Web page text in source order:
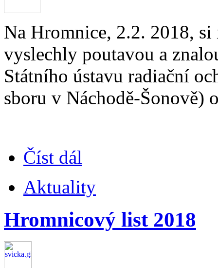
Na Hromnice, 2.2. 2018,
vyslechly poutavou a
Státního ústavu radiační
sboru v Náchodě-Šonově)
Číst dál
Aktuality
Hromnicový list 2018